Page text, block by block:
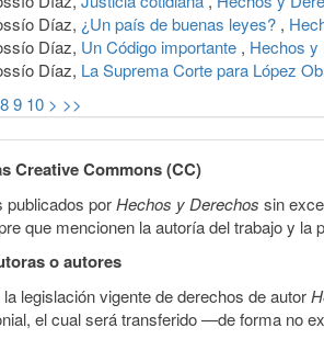
Díaz, ¿Un país de buenas leyes? ,
Díaz, Un Código importante , Hechos y
Díaz, La Suprema Corte para López
89 10 > >>
Creative Commons (CC)
publicados porHechos y Derechos sin
que mencionen la autoría del trabajo y
o autores
legislación vigente de derechos de autor
el cual será transferido —de forma no